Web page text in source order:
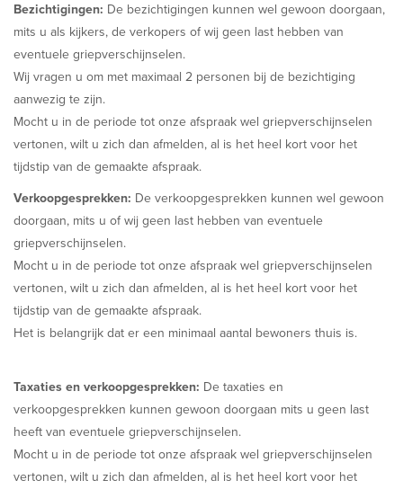
Bezichtigingen: De bezichtigingen kunnen wel gewoon doorgaan,
mits u als kijkers, de verkopers of wij geen last hebben van
eventuele griepverschijnselen.
Wij vragen u om met maximaal 2 personen bij de bezichtiging
aanwezig te zijn.
Mocht u in de periode tot onze afspraak wel griepverschijnselen
vertonen, wilt u zich dan afmelden, al is het heel kort voor het
tijdstip van de gemaakte afspraak.
Verkoopgesprekken: De verkoopgesprekken kunnen wel gewoon
doorgaan, mits u of wij geen last hebben van eventuele
griepverschijnselen.
Mocht u in de periode tot onze afspraak wel griepverschijnselen
vertonen, wilt u zich dan afmelden, al is het heel kort voor het
tijdstip van de gemaakte afspraak.
Het is belangrijk dat er een minimaal aantal bewoners thuis is.
Taxaties en verkoopgesprekken: De taxaties en
verkoopgesprekken kunnen gewoon doorgaan mits u geen last
heeft van eventuele griepverschijnselen.
Mocht u in de periode tot onze afspraak wel griepverschijnselen
vertonen, wilt u zich dan afmelden, al is het heel kort voor het